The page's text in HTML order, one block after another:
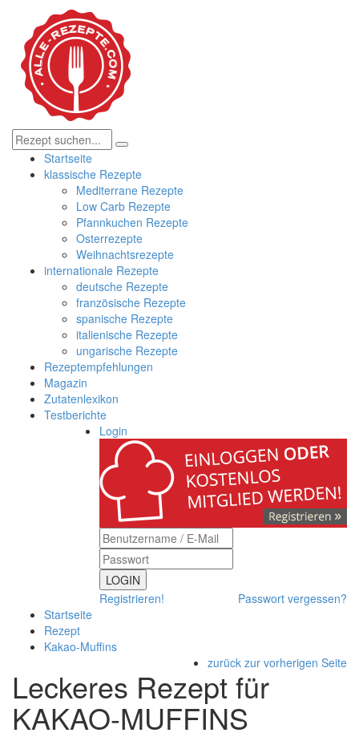
Startseite
klassische Rezepte
Mediterrane Rezepte
Low Carb Rezepte
Pfannkuchen Rezepte
Osterrezepte
Weihnachtsrezepte
internationale Rezepte
deutsche Rezepte
französische Rezepte
spanische Rezepte
italienische Rezepte
ungarische Rezepte
Rezeptempfehlungen
Magazin
Zutatenlexikon
Testberichte
Login
LOGIN
Registrieren!
Passwort vergessen?
Startseite
Rezept
Kakao-Muffins
zurück zur vorherigen Seite
Leckeres Rezept für
KAKAO-MUFFINS